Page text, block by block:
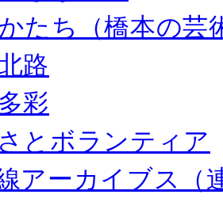
たち（橋本の芸
路
彩
とボランティア
アーカイブス（